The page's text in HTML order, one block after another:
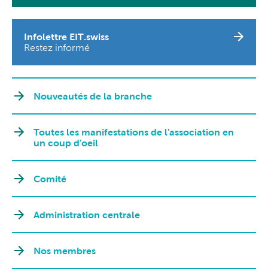
Infolettre EIT.swiss
Restez informé
Nouveautés de la branche
Toutes les manifestations de l'association en
un coup d'oeil
Comité
Administration centrale
Nos membres